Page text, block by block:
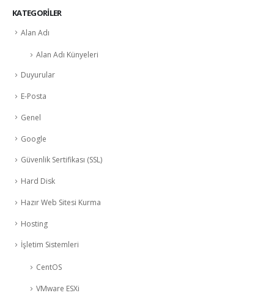
KATEGORILER
Alan Adı
Alan Adı Künyeleri
Duyurular
E-Posta
Genel
Google
Güvenlik Sertifikası (SSL)
Hard Disk
Hazır Web Sitesi Kurma
Hosting
İşletim Sistemleri
CentOS
VMware ESXi